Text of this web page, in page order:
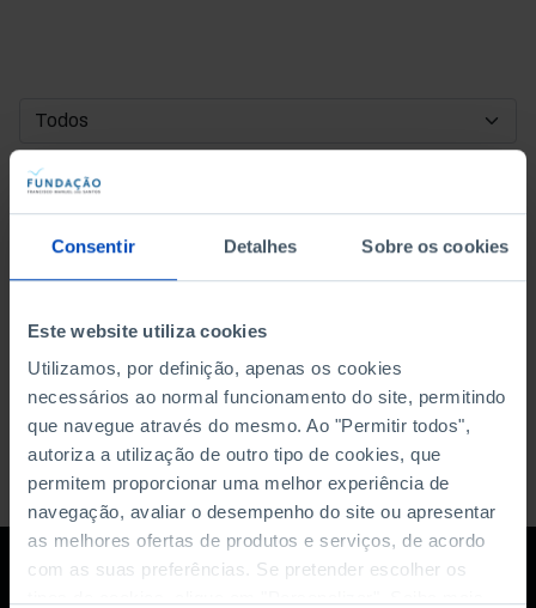
Consentir Detalhes Sobre os cookies
Este website utiliza cookies
Utilizamos, por definição, apenas os cookies
necessários ao normal funcionamento do site, permitindo
que navegue através do mesmo. Ao "Permitir todos",
autoriza a utilização de outro tipo de cookies, que
permitem proporcionar uma melhor experiência de
navegação, avaliar o desempenho do site ou apresentar
as melhores ofertas de produtos e serviços, de acordo
com as suas preferências. Se pretender escolher os
DATA DE INÍCIO
DATA DE FIM